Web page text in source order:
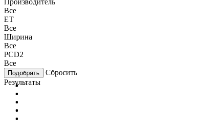
Производитель
Все
ET
Все
Ширина
Все
PCD2
Все
Сбросить
Результаты